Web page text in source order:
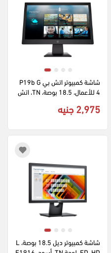
شاشة كمبيوتر اتش بي P19b G
2,975 جنيه
شاشة كمبيوتر ديل 18.5 بوصة، L